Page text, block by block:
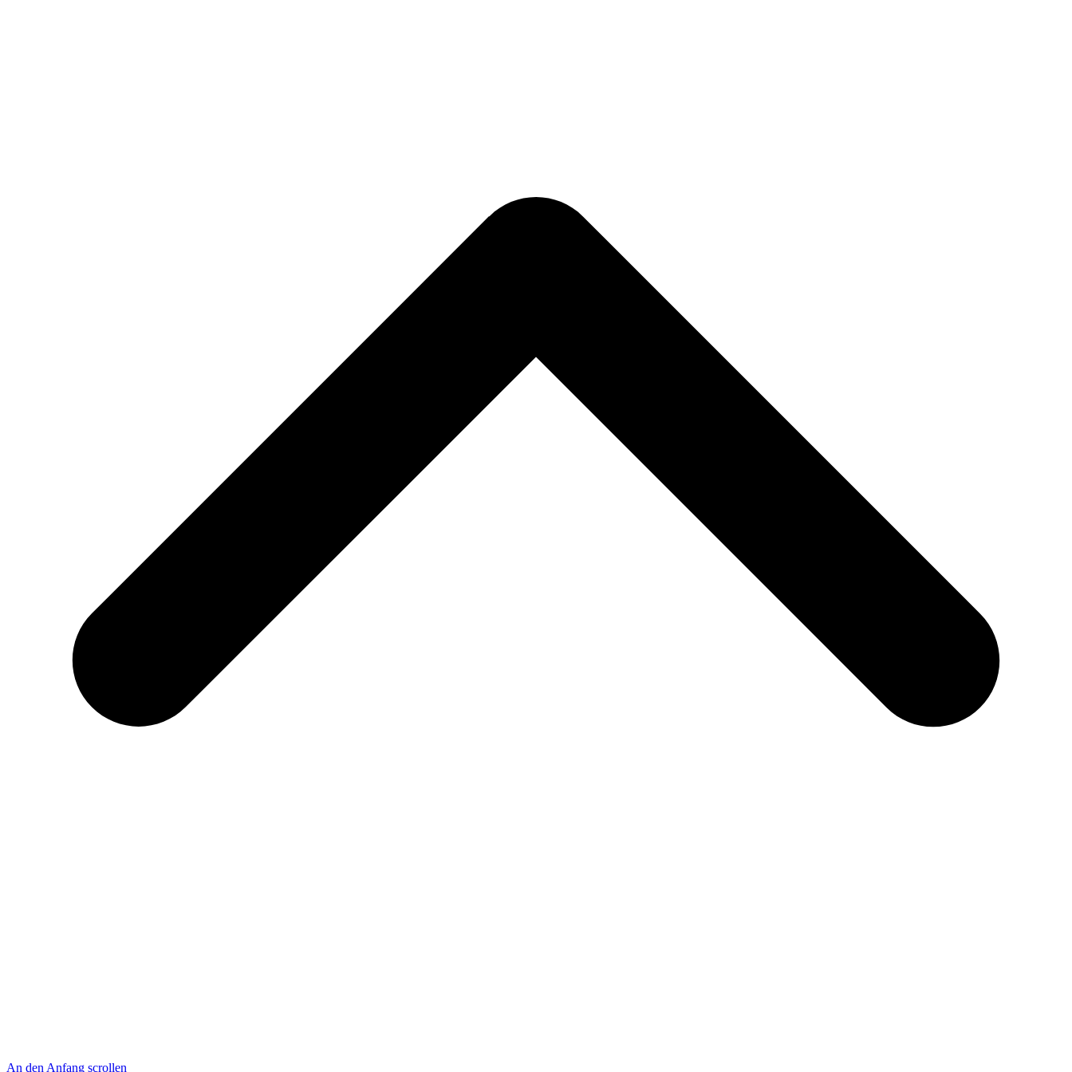
An den Anfang scrollen